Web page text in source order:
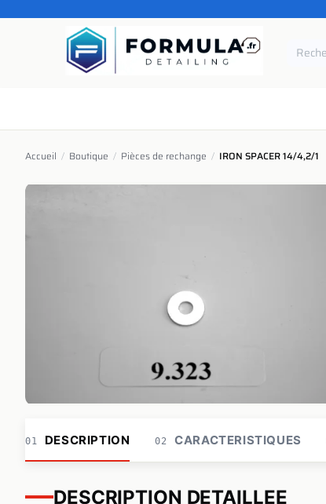
SE RENDRE AU CONTENU
Accueil / Boutique / Pièces de rechange / IRON SPACER 14/4,2/1
01 DESCRIPTION 02 CARACTERISTIQUES
DESCRIPTION DETAILLEE